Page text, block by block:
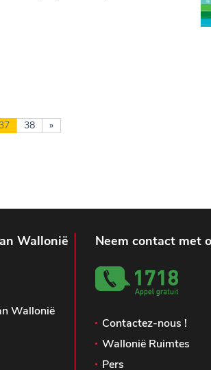
37 38 »
Wallonië
Wallonië
Neem contact met
Contactez-nous !
Wallonië Ruimtes
Pers